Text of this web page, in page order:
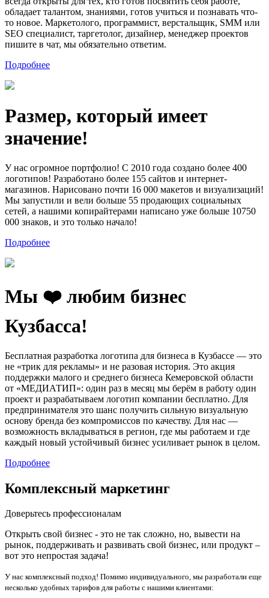
обладает талантом, знаниями, готов учиться и познавать что-
то новое. Маркетолого, программист, верстальщик, SMM или
SEO специалист, таргетолог, дизайнер, менеджер проектов
пишите в чат, мы обязательно ответим.
Подробнее
Размер, который имеет
значение!
У нас огромное портфолио! С 2010 года создано более 400
логотипов! Разработано более 155 сайтов и интернет-
магазинов. Нарисовано почти 16 000 макетов и визуализаций!
Мы запустили и вели больше 55 продающих социальных
сетей, а нашими копирайтерами написано уже больше 10750
000 знаков, и это только начало!
Подробнее
Мы ❤️ любим бизнес
Кузбасса!
Бесплатная разработка логотипа для бизнеса в Кузбассе — это
не «трик для рекламы» и не разовая история. Это акция
поддержки малого и среднего бизнеса Кемеровской области
от «МЕДИАТИП»: один раз в месяц мы берём в работу один
проект и разрабатываем логотип компании бесплатно. Для
предпринимателя это шанс получить сильную визуальную
основу бренда без компромиссов по качеству. Для нас —
возможность вкладываться в регион, где мы работаем и где
каждый новый устойчивый бизнес усиливает рынок в целом.
Подробнее
Комплексный маркетинг
Доверьтесь профессионалам
Открыть свой бизнес - это не так сложно, но, вывести на
рынок, поддерживать и развивать свой бизнес, или продукт –
вот это непростая задача!
У нас комплексный подход! Помимо индивидуального, мы разработали еще
несколько удобных тарифов для работы с нашими клиентами: